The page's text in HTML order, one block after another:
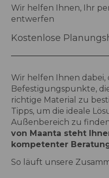
Wir helfen Ihnen, Ihr
entwerfen
Kostenlose
Wir helfen Ihnen dabei,
Befestigungspunkte,
richtige Material zu
Tipps, um die ideale
Außenbereich zu
von Maanta steht
kompetenter
So läuft unsere